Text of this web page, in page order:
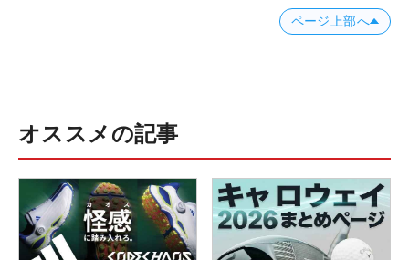
ページ上部へ
オススメの記事